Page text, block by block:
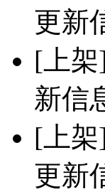
更新
[上架
新信
[上架
更新